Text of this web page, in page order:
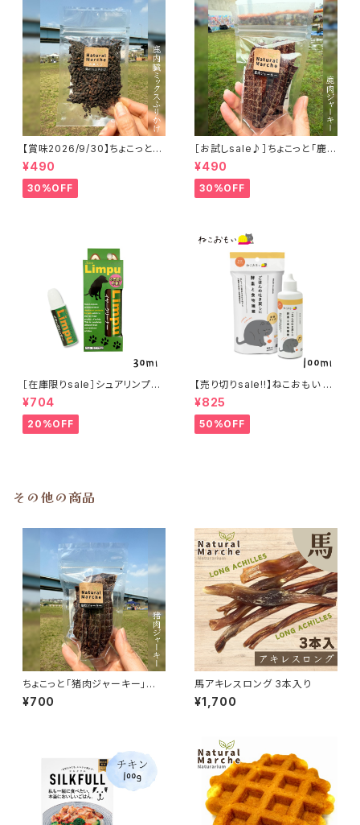
【賞味2026/9/30】ちょこっと
「鹿内臓mixふりかけ」ジビエ鹿
おやつ
¥490
30%OFF
［お試しsale♪］ちょこっと「鹿肉
ジャーキー」ジビエ鹿 おやつ
¥490
30%OFF
［在庫限りsale］シュアリンプウ
イヤークリーナー 30ml
¥704
20%OFF
【売り切りsale!!】ねこおもい 猫
ご飯の吐き戻しに 酵素と食物繊
維 100ml
¥825
50%OFF
その他の商品
ちょこっと「猪肉ジャーキー」ジ
ビエいのしし おやつ
¥700
馬アキレスロング 3本入り
¥1,700